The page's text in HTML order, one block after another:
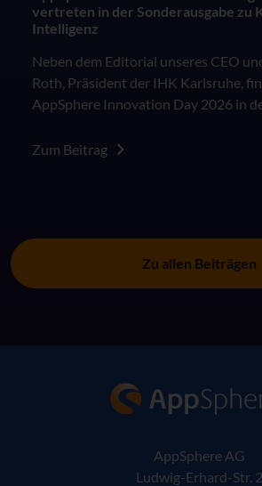
vertreten in der Sonderausgabe zu
Intelligenz
Neben dem Editorial unseres CEO
Roth, Präsident der IHK Karlsruhe,
AppSphere Innovation Day 2026 in
der Arbeitswelt: Besser als das
Zum Beitrag
Zu allen Beiträgen
AppSphere AG
Ludwig-Erhard-Str. 2